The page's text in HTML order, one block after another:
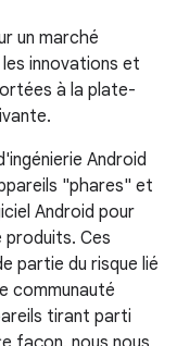
un marché
innovations et
à la plate-
Android
"phares" et
Android pour
produits. Ces
partie du risque lié
communauté
tirant parti